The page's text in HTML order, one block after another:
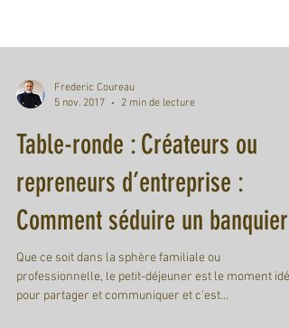
Frederic Coureau
5 nov. 2017
2 min de lecture
Table-ronde : Créateurs ou
repreneurs d’entreprise :
Comment séduire un banquier ?